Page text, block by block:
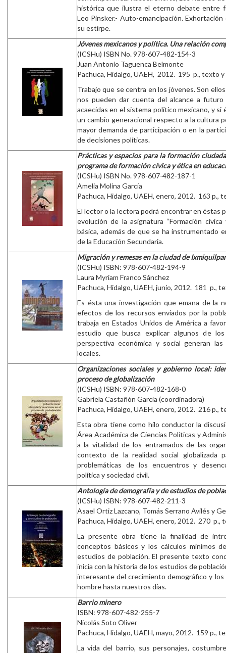
histórica que ilustra el eterno debate entre
Leo Pinsker.- Auto-emancipación.
su estirpe.
Jóvenes mexicanos y política. Una relación
(ICSHu) ISBN No. 978-607-482-154-3
Juan Antonio Taguenca Belmonte
Pachuca, Hidalgo, UAEH, 2012. 195 p., texto y
Trabajo que se centra en los jóvenes. Son
nos pueden dar cuenta del alcance a futuro
acaecidas en el sistema político mexicano, y
un cambio generacional respecto a la cultura
mayor demanda de participación o en la
de decisiones políticas.
Prácticas y espacios para la formación
programa de formación cívica y ética en
(ICSHu) ISBN No. 978-607-482-187-1
Amelia Molina García
Pachuca, Hidalgo, UAEH, enero, 2012. 163 p.,
El lector o la lectora podrá encontrar en éstas
evolución de la asignatura “Formación
básica, además de que se ha instrumentado
de la Educación Secundaria.
Migración y remesas en la ciudad de
(ICSHu) ISBN: 978-607-482-194-9
Laura Myriam Franco Sánchez
Pachuca, Hidalgo, UAEH, junio, 2012. 181 p.,
Es ésta una investigación que emana de la
efectos de los recursos enviados por la
trabaja en Estados Unidos de América a
estudio que busca explicar algunos de
perspectiva económica y social generan
locales.
Organizaciones sociales y gobierno local:
proceso de globalización
(ICSHu) ISBN: 978-607-482-168-0
Gabriela Castañón García (coordinadora)
Pachuca, Hidalgo, UAEH, enero, 2012. 216 p.,
Esta obra tiene como hilo conductor la
Área Académica de Ciencias Políticas y
a la vitalidad de los entramados de las
contexto de la realidad social globalizada
problemáticas de los encuentros y
política y sociedad civil.
Antología de demografía y de estudios de
(ICSHu) ISBN: 978-607-482-211-3
Asael Ortiz Lazcano, Tomás Serrano Avilés y
Pachuca, Hidalgo, UAEH, enero, 2012. 270 p.,
La presente obra tiene la finalidad de
conceptos básicos y los cálculos mínimos
estudios de población. El presente texto
inicia con la historia de los estudios de
interesante del crecimiento demográfico y
hombre hasta nuestros días.
Barrio minero
ISBN: 978-607-482-255-7
Nicolás Soto Oliver
Pachuca, Hidalgo, UAEH, mayo, 2012. 159 p.,
La vida del barrio, sus personajes,